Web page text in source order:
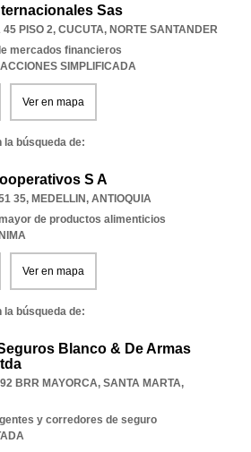
Sas
45 PISO 2, CUCUTA, NORTE SANTANDER
mercados financieros
SIMPLIFICADA
Ver en mapa
búsqueda de:
S A
35, MEDELLIN, ANTIOQUIA
de productos alimenticios
Ver en mapa
búsqueda de:
Blanco & De Armas
BRR MAYORCA, SANTA MARTA,
y corredores de seguro